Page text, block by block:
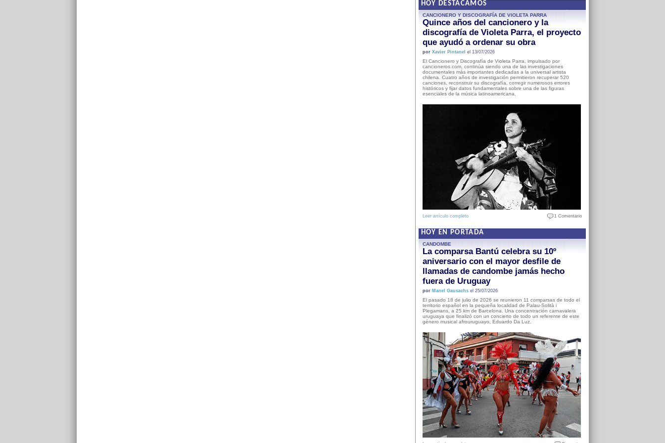
HOY DESTACAMOS
CANCIONERO Y DISCOGRAFÍA DE VIOLETA PARRA
Quince años del cancionero y la
discografía de Violeta Parra, el proyecto
que ayudó a ordenar su obra
por Xavier Pintanel el 13/07/2026
El Cancionero y Discografía de Violeta Parra, impulsado por
cancioneros.com, continúa siendo una de las investigaciones
documentales más importantes dedicadas a la universal artista
chilena. Cuatro años de investigación permitieron recuperar 520
canciones, reconstruir su discografía, corregir numerosos errores
históricos y fijar datos fundamentales sobre una de las figuras
esenciales de la música latinoamericana.
Leer artículo completo 1 Comentario
HOY EN PORTADA
CANDOMBE
La comparsa Bantú celebra su 10º
aniversario con el mayor desfile de
llamadas de candombe jamás hecho
fuera de Uruguay
por Manel Gausachsel 25/07/2026
El pasado 18 de julio de 2026 se reunieron 11 comparsas de todo el
territorio español en la pequeña localidad de Palau-Solità i
Plegamans, a 25 km de Barcelona. Una concentración carnavalera
uruguaya que finalizó con un concierto de todo un referente de este
género musical afrouruguayo, Eduardo Da Luz.